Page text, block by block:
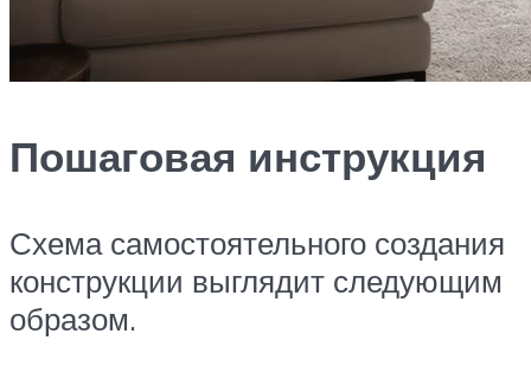
Пошаговая инструкция
Схема самостоятельного создания
конструкции выглядит следующим
образом.